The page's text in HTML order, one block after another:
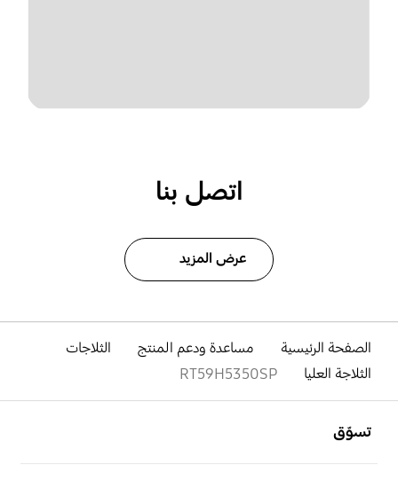
اتصل بنا
عرض المزيد
الصفحة الرئيسية مساعدة ودعم المنتج
الثلاجات
الثلاجة العليا
RT59H5350SP
تسوّق